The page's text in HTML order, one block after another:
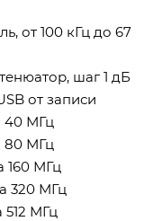
от 100 кГц до 67
шаг 1 дБ
от записи
40 МГц
80 МГц
160 МГц
320 МГц
512 МГц